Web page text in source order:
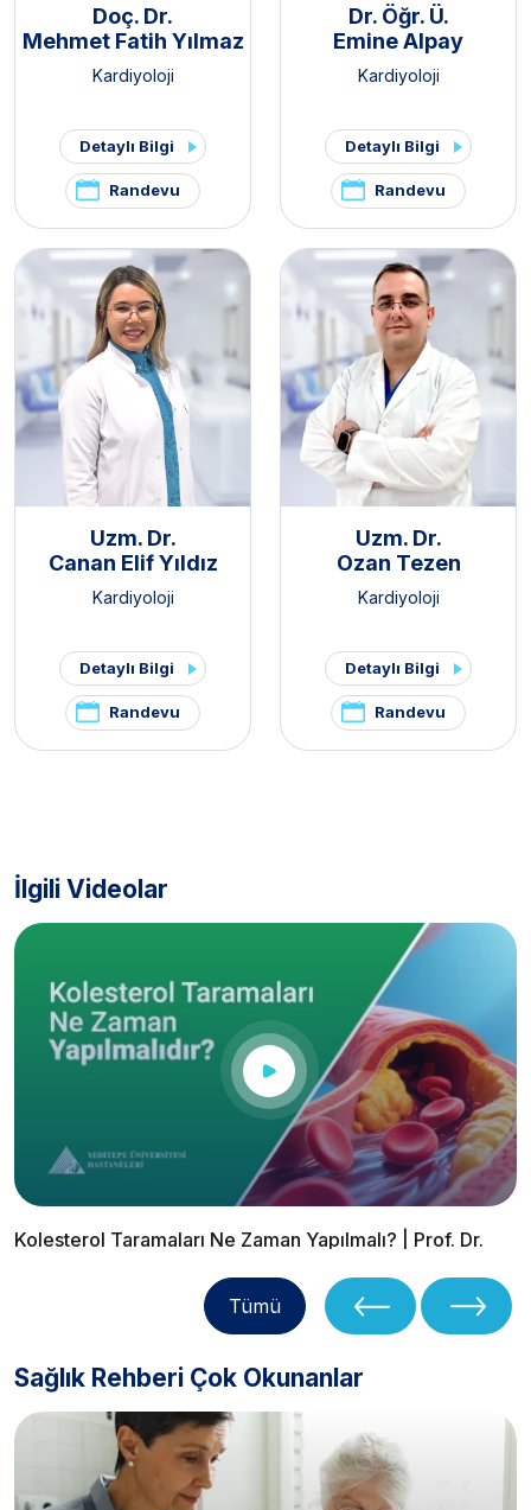
Doç. Dr.
Mehmet Fatih Yılmaz
Kardiyoloji
Detaylı Bilgi
Randevu
Dr. Öğr. Ü.
Emine Alpay
Kardiyoloji
Detaylı Bilgi
Randevu
Uzm. Dr.
Canan Elif Yıldız
Kardiyoloji
Detaylı Bilgi
Randevu
Uzm. Dr.
Ozan Tezen
Kardiyoloji
Detaylı Bilgi
Randevu
İlgili Videolar
Kolesterol Taramaları Ne Zaman Yapılmalı? | Prof. Dr.
Tümü
Sağlık Rehberi Çok Okunanlar